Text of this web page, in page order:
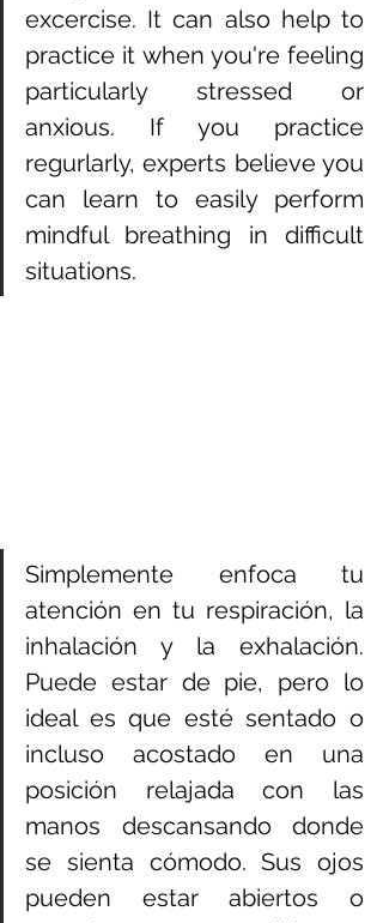
excercise. It can also help to
practice it when you're feeling
particularly stressed or
anxious. If you practice
regurlarly, experts believe you
can learn to easily perform
mindful breathing in difficult
situations.
Simplemente enfoca tu
atención en tu respiración, la
inhalación y la exhalación.
Puede estar de pie, pero lo
ideal es que esté sentado o
incluso acostado en una
posición relajada con las
manos descansando donde
se sienta cómodo. Sus ojos
pueden estar abiertos o